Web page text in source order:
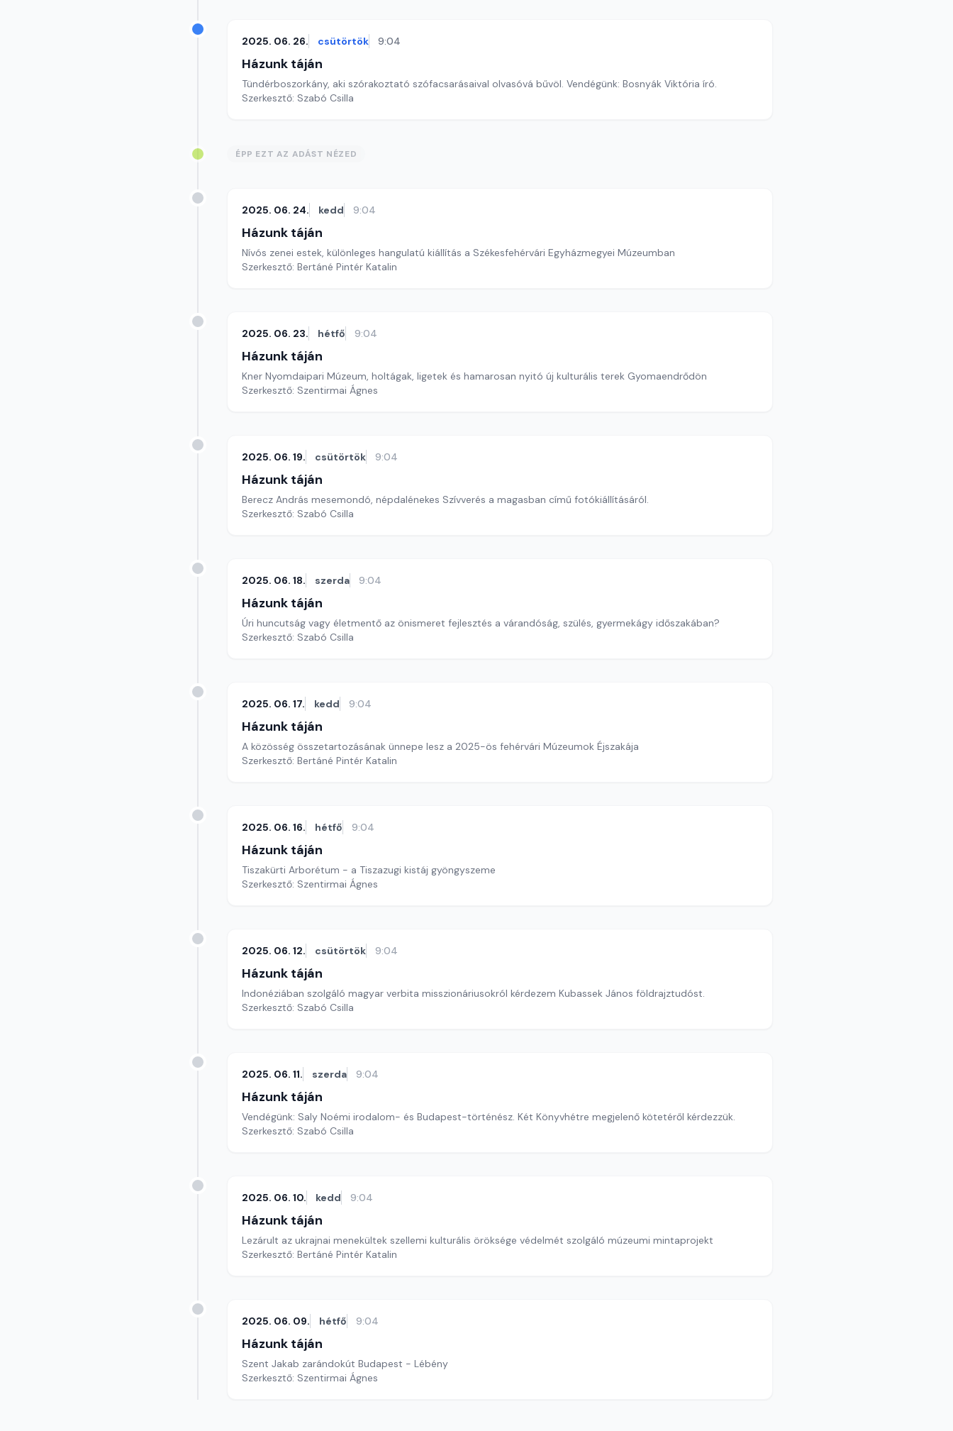
2025. 06. 26. csütörtök 9:04
Házunk táján
Tündérboszorkány, aki szórakoztató szófacsarásaival olvasóvá bűvöl. Vendégünk: Bosnyák Viktória író.
Szerkesztő: Szabó Csilla
ÉPP EZT AZ ADÁST NÉZED
2025. 06. 24. kedd 9:04
Házunk táján
Nívós zenei estek, különleges hangulatú kiállítás a Székesfehérvári Egyházmegyei Múzeumban
Szerkesztő: Bertáné Pintér Katalin
2025. 06. 23. hétfő 9:04
Házunk táján
Kner Nyomdaipari Múzeum, holtágak, ligetek és hamarosan nyitó új kulturális terek Gyomaendrődön
Szerkesztő: Szentirmai Ágnes
2025. 06. 19. csütörtök 9:04
Házunk táján
Berecz András mesemondó, népdalénekes Szívverés a magasban című fotókiállításáról.
Szerkesztő: Szabó Csilla
2025. 06. 18. szerda 9:04
Házunk táján
Úri huncutság vagy életmentő az önismeret fejlesztés a várandóság, szülés, gyermekágy időszakában?
Szerkesztő: Szabó Csilla
2025. 06. 17. kedd 9:04
Házunk táján
A közösség összetartozásának ünnepe lesz a 2025-ös fehérvári Múzeumok Éjszakája
Szerkesztő: Bertáné Pintér Katalin
2025. 06. 16. hétfő 9:04
Házunk táján
Tiszakürti Arborétum - a Tiszazugi kistáj gyöngyszeme
Szerkesztő: Szentirmai Ágnes
2025. 06. 12. csütörtök 9:04
Házunk táján
Indonéziában szolgáló magyar verbita misszionáriusokról kérdezem Kubassek János földrajztudóst.
Szerkesztő: Szabó Csilla
2025. 06. 11. szerda 9:04
Házunk táján
Vendégünk: Saly Noémi irodalom- és Budapest-történész. Két Könyvhétre megjelenő kötetéről kérdezzük.
Szerkesztő: Szabó Csilla
2025. 06. 10. kedd 9:04
Házunk táján
Lezárult az ukrajnai menekültek szellemi kulturális öröksége védelmét szolgáló múzeumi mintaprojekt
Szerkesztő: Bertáné Pintér Katalin
2025. 06. 09. hétfő 9:04
Házunk táján
Szent Jakab zarándokút Budapest - Lébény
Szerkesztő: Szentirmai Ágnes